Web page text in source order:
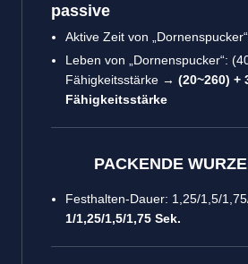
passive
Aktive Zeit von
Leben von „Dornenspucker“:
Fähigkeitsstärke → (20~260) +
Fähigkeitsstärke
PACKENDE
Festhalten-Dauer: 1,25/1,5/
1/1,25/1,5/1,75 Sek.